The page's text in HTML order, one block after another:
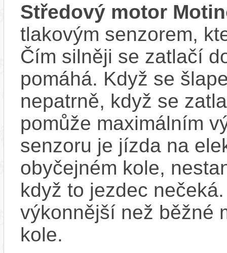
Středový motor
tlakovým senzorem,
Čím silněji se zatlačí
pomáhá. Když se
nepatrně, když se
pomůže maximálním
senzoru je jízda na
obyčejném kole,
když to jezdec
výkonnější než běžné
kole.